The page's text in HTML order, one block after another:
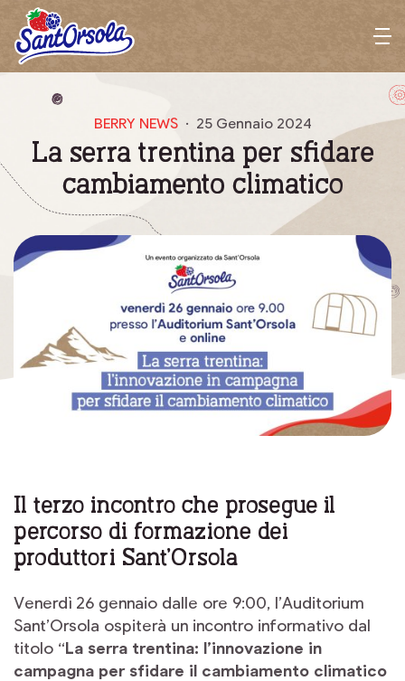
M
e
u
BERRY NEWS 25 Gennaio 2024
La serra trentina per sfidare
cambiamento climatico
Il terzo incontro che prosegue il
percorso di formazione dei
produttori Sant’Orsola
Venerdì 26 gennaio dalle ore 9:00, l’Auditorium
Sant’Orsola ospiterà un incontro informativo dal
titolo “La serra trentina: l’innovazione in
campagna per sfidare il cambiamento climatico